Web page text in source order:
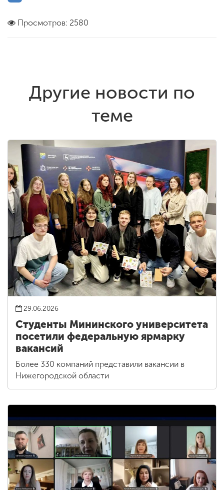
Просмотров: 2580
Другие новости по
теме
29.06.2026
Студенты Мининского университета
посетили федеральную ярмарку
вакансий
Более 330 компаний представили вакансии в
Нижегородской области